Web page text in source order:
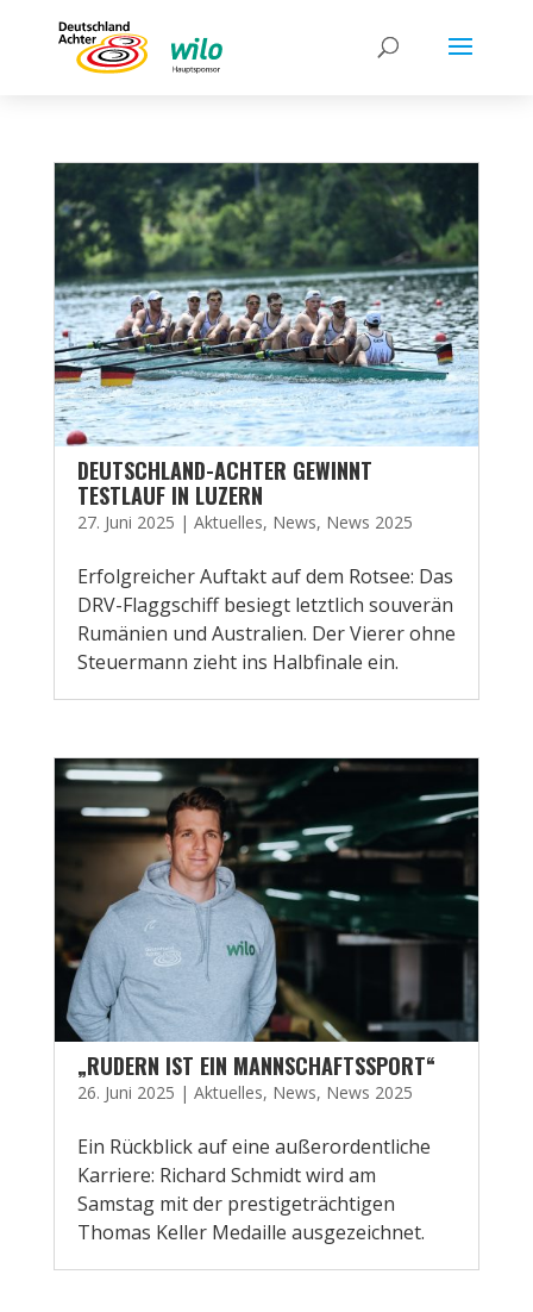
DEUTSCHLAND-ACHTER GEWINNT
TESTLAUF IN LUZERN
27. Juni 2025 | Aktuelles, News, News 2025
Erfolgreicher Auftakt auf dem Rotsee: Das
DRV-Flaggschiff besiegt letztlich souverän
Rumänien und Australien. Der Vierer ohne
Steuermann zieht ins Halbfinale ein.
„RUDERN IST EIN MANNSCHAFTSSPORT“
26. Juni 2025 | Aktuelles, News, News 2025
Ein Rückblick auf eine außerordentliche
Karriere: Richard Schmidt wird am
Samstag mit der prestigeträchtigen
Thomas Keller Medaille ausgezeichnet.